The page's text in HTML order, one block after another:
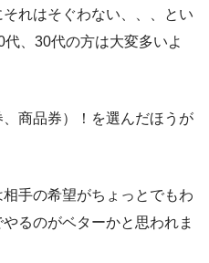
れはそぐわない、、、とい
、30代の方は大変多いよ
商品券）！を選んだほうが
手の希望がちょっとでもわ
るのがベターかと思われま